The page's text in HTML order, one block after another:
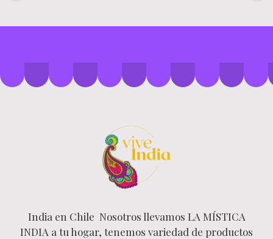
India en Chile Nosotros llevamos LA MÍSTICA
INDIA a tu hogar, tenemos variedad de productos